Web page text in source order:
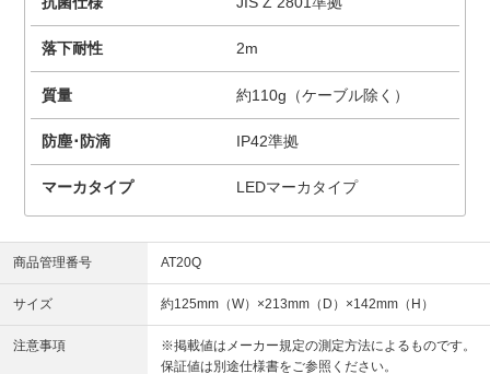
落下耐性 2m
質量 約110g（ケーブル除く）
防塵･防滴 IP42準拠
マーカタイプ LEDマーカタイプ
商品管理番号 AT20Q
サイズ 約125mm（W）×213mm（D）×142mm（H）
注意事項
※掲載値はメーカー規定の測定方法によるものです。
保証値は別途仕様書をご参照ください。